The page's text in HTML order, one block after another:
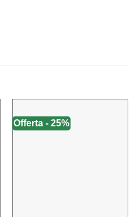
Offerta - 25%